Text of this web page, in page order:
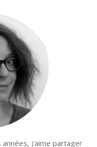
j'aime partager